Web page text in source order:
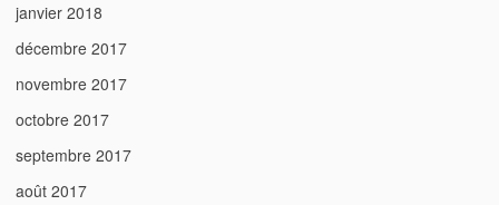
janvier 2018
décembre 2017
novembre 2017
octobre 2017
septembre 2017
août 2017